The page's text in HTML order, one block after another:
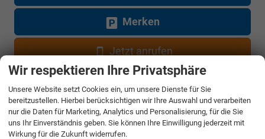
Merken
Jetzt anrufen
Rückruf anfordern
Wir respektieren Ihre Privatsphäre
Unsere Website setzt Cookies ein, um unsere Dienste für Sie
bereitzustellen. Hierbei berücksichtigen wir Ihre Auswahl und verarbeiten
nur die Daten für Marketing, Analytics und Personalisierung, für die Sie
uns Ihr Einverständnis geben. Sie können Ihre Einwilligung jederzeit mit
Wirkung für die Zukunft widerrufen.